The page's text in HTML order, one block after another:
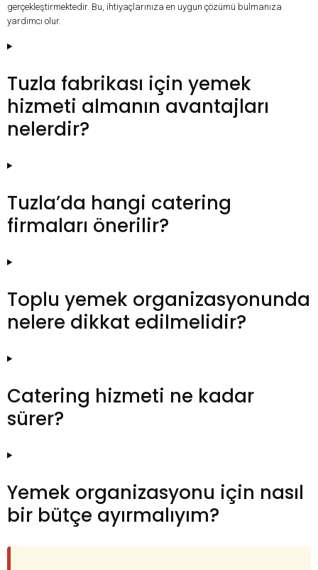
gerçekleştirmektedir. Bu, ihtiyaçlarınıza en uygun çözümü bulmanıza
yardımcı olur.
Tuzla fabrikası için yemek
hizmeti almanın avantajları
nelerdir?
Tuzla’da hangi catering
firmaları önerilir?
Toplu yemek organizasyonunda
nelere dikkat edilmelidir?
Catering hizmeti ne kadar
sürer?
Yemek organizasyonu için nasıl
bir bütçe ayırmalıyım?